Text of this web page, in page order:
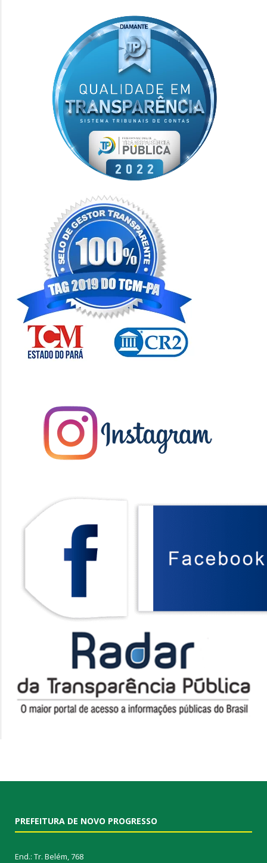
PREFEITURA DE NOVO PROGRESSO
End.: Tr. Belém, 768